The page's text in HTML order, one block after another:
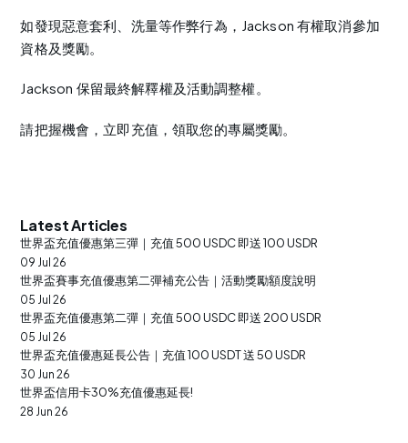
如發現惡意套利、洗量等作弊行為，Jackson 有權取消參加
資格及獎勵。
Jackson 保留最終解釋權及活動調整權。
請把握機會，立即充值，領取您的專屬獎勵。
Latest Articles
世界盃充值優惠第三彈｜充值 500 USDC 即送 100 USDR
09 Jul 26
世界盃賽事充值優惠第二彈補充公告｜活動獎勵額度說明
05 Jul 26
世界盃充值優惠第二彈｜充值 500 USDC 即送 200 USDR
05 Jul 26
世界盃充值優惠延長公告｜充值 100 USDT 送 50 USDR
30 Jun 26
世界盃信用卡30%充值優惠延長!
28 Jun 26